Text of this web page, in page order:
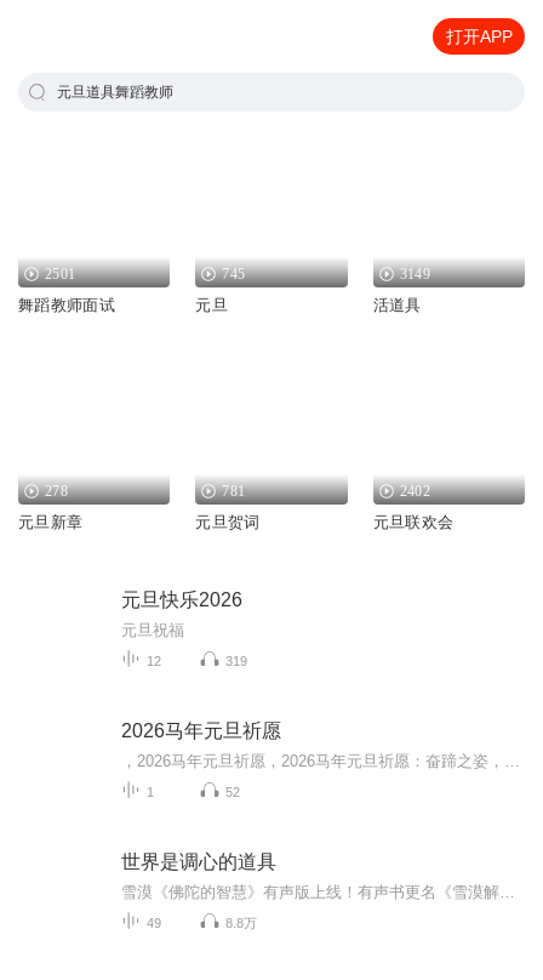
打开APP
元旦道具舞蹈教师
2501
舞蹈教师面试
745
元旦
3149
活道具
278
元旦新章
781
元旦贺词
2402
元旦联欢会
元旦快乐2026
元旦祝福
12 319
2026马年元旦祈愿
1 52
世界是调心的道具
49 8.8万